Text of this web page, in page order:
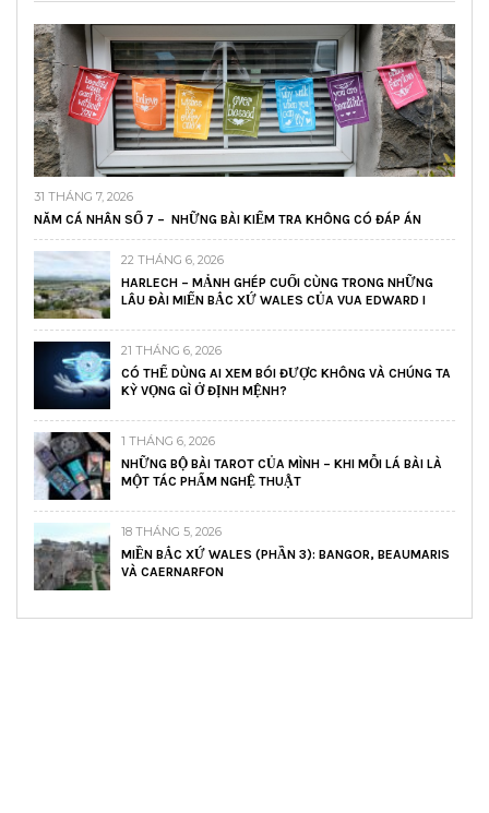
31 THÁNG 7, 2026
NĂM CÁ NHÂN SỐ 7 – NHỮNG BÀI KIỂM TRA KHÔNG CÓ ĐÁP ÁN
22 THÁNG 6, 2026
HARLECH – MẢNH GHÉP CUỐI CÙNG TRONG NHỮNG
LÂU ĐÀI MIẾN BẮC XỨ WALES CỦA VUA EDWARD I
21 THÁNG 6, 2026
CÓ THỂ DÙNG AI XEM BÓI ĐƯỢC KHÔNG VÀ CHÚNG TA
KỲ VỌNG GÌ Ở ĐỊNH MỆNH?
1 THÁNG 6, 2026
NHỮNG BỘ BÀI TAROT CỦA MÌNH – KHI MỖI LÁ BÀI LÀ
MỘT TÁC PHẨM NGHỆ THUẬT
18 THÁNG 5, 2026
MIỀN BẮC XỨ WALES (PHẦN 3): BANGOR, BEAUMARIS
VÀ CAERNARFON